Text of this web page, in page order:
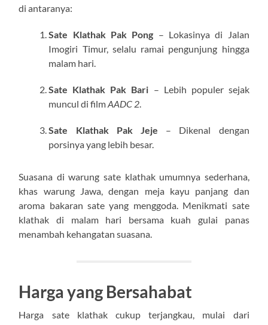
di antaranya:
Sate Klathak Pak Pong – Lokasinya di Jalan
Imogiri Timur, selalu ramai pengunjung hingga
malam hari.
Sate Klathak Pak Bari – Lebih populer sejak
muncul di filmAADC 2
Sate Klathak Pak Jeje – Dikenal dengan
porsinya yang lebih besar.
Suasana di warung sate klathak umumnya sederhana,
khas warung Jawa, dengan meja kayu panjang dan
aroma bakaran sate yang menggoda. Menikmati sate
klathak di malam hari bersama kuah gulai panas
menambah kehangatan suasana.
Harga yang Bersahabat
Harga sate klathak cukup terjangkau, mulai dari